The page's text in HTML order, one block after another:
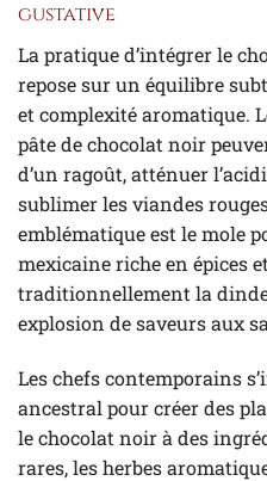
gustative
La pratique d’intégrer le
repose sur un équilibre
et complexité aromatique.
pâte de chocolat noir
d’un ragoût, atténuer
sublimer les viandes
emblématique est le mole
mexicaine riche en épices
traditionnellement la
explosion de saveurs aux
Les chefs contemporains
ancestral pour créer des
le chocolat noir à des
rares, les herbes